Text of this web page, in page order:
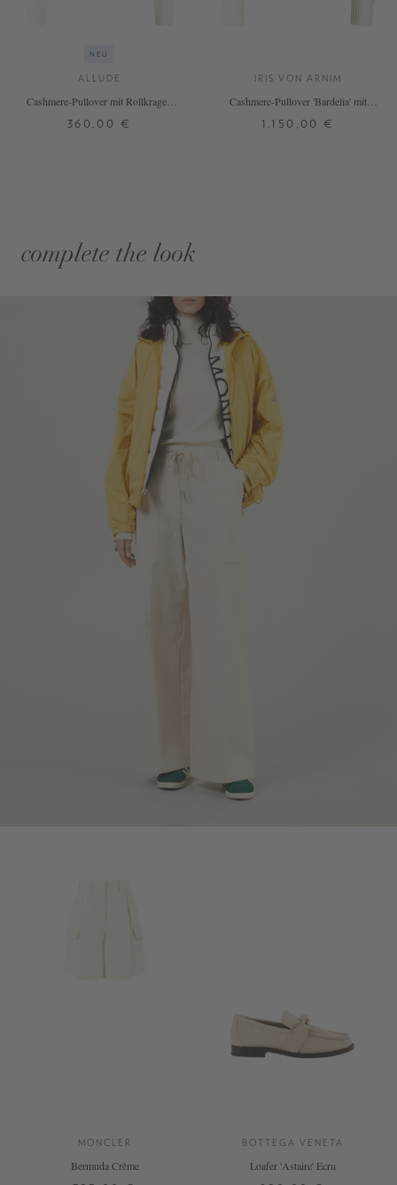
NEU
ALLUDE
Cashmere-Pullover mit Rollkragen
360,00 €
IRIS VON ARNIM
Cashmere-Pullover 'Bardelia' mit
1.150,00 €
complete the look
MONCLER
Bermuda Crème
BOTTEGA VENETA
Loafer 'Astaire' Ecru